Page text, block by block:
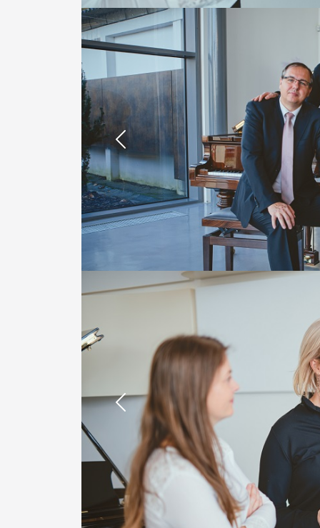
Previous
Previous